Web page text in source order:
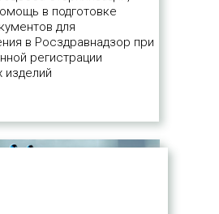
в подготовке
для
в Росздравнадзор при
регистрации
изделий